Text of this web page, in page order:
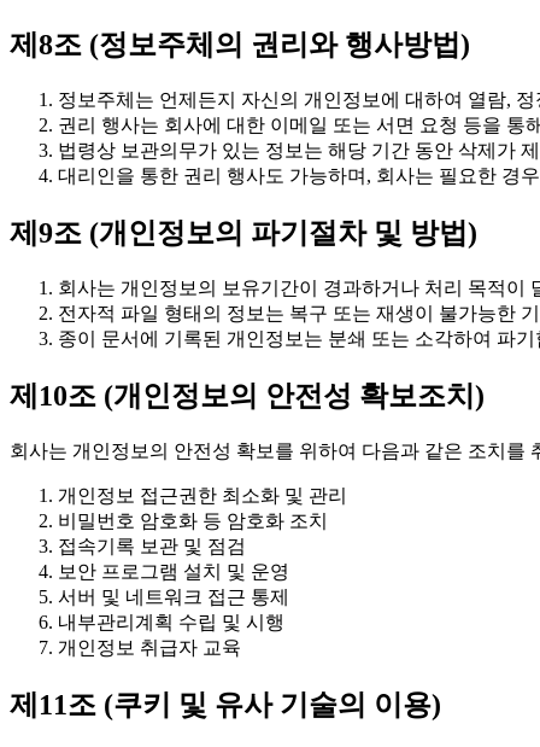
제8조 (정보주체의 권리와 행사방법)
정보주체는 언제든지 자신의 개인정보에 대하여 열람,
권리 행사는 회사에 대한 이메일 또는 서면 요청 등을 통
법령상 보관의무가 있는 정보는 해당 기간 동안 삭제가
대리인을 통한 권리 행사도 가능하며, 회사는 필요한 경
제9조 (개인정보의 파기절차 및 방법)
회사는 개인정보의 보유기간이 경과하거나 처리 목적이
전자적 파일 형태의 정보는 복구 또는 재생이 불가능한
종이 문서에 기록된 개인정보는 분쇄 또는 소각하여 파기
제10조 (개인정보의 안전성 확보조치)
회사는 개인정보의 안전성 확보를 위하여 다음과 같은 조치를
개인정보 접근권한 최소화 및 관리
비밀번호 암호화 등 암호화 조치
접속기록 보관 및 점검
보안 프로그램 설치 및 운영
서버 및 네트워크 접근 통제
내부관리계획 수립 및 시행
개인정보 취급자 교육
제11조 (쿠키 및 유사 기술의 이용)